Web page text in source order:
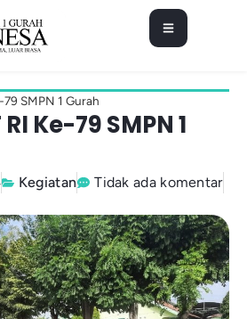
SMPN 1 Gurah
Ke-79 SMPN 1
Kegiatan
Tidak ada komentar